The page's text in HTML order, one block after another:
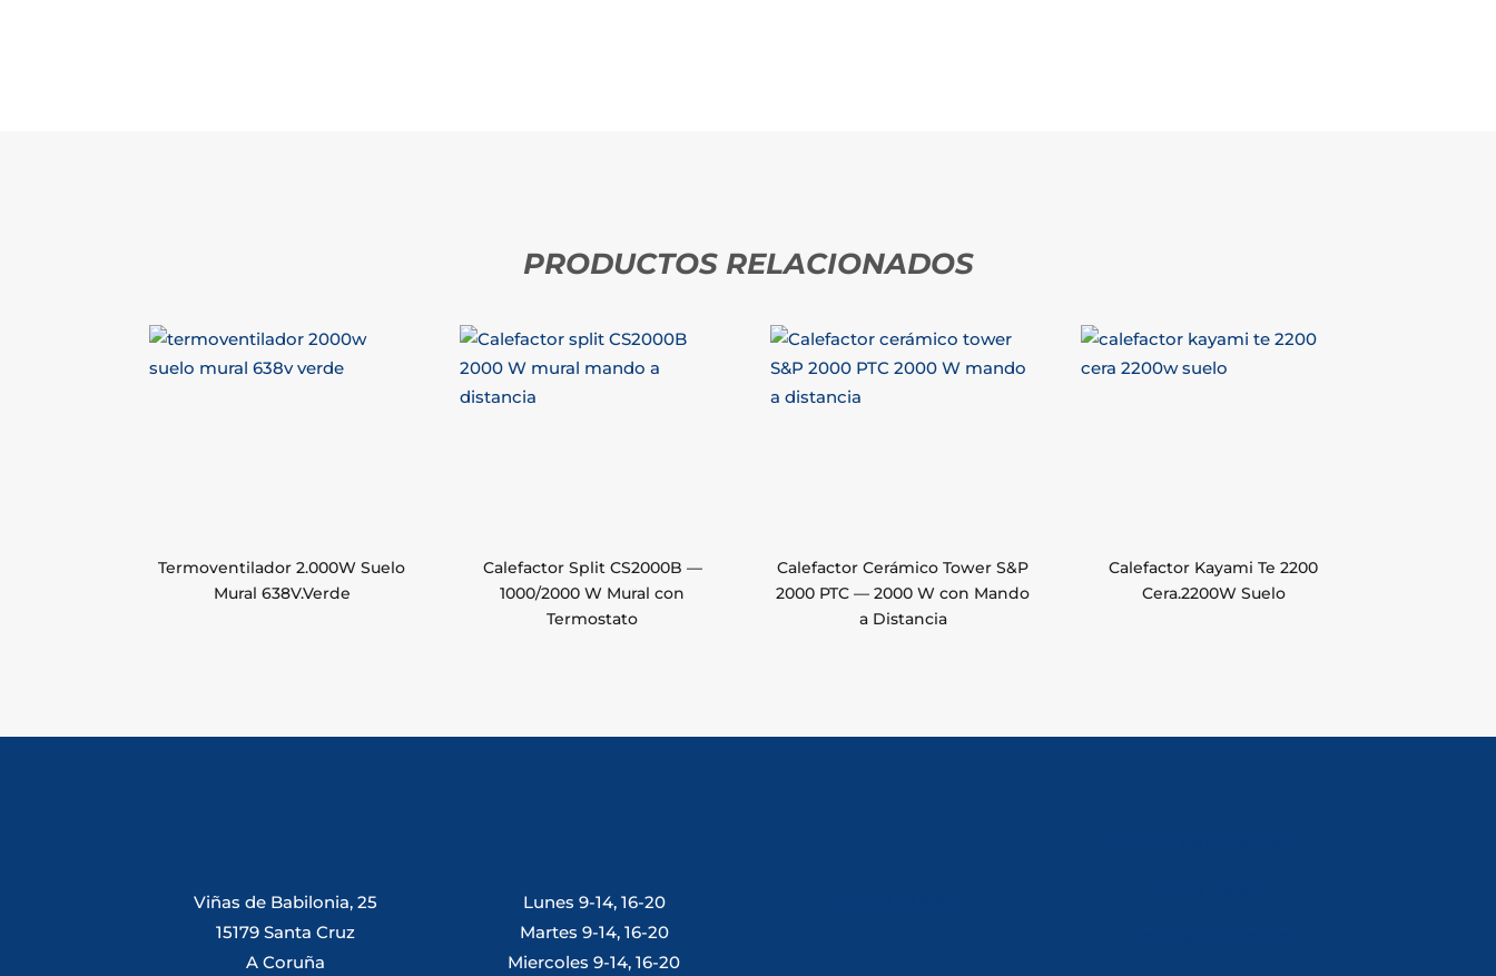
PRODUCTOS RELACIONADOS
Termoventilador 2.000W Suelo
Mural 638V.Verde
Calefactor Split CS2000B —
1000/2000 W Mural con
Termostato
Calefactor Cerámico Tower S&P
2000 PTC — 2000 W con Mando
a Distancia
Calefactor Kayami Te 2200
Cera.2200W Suelo
Viñas de Babilonia, 25
15179 Santa Cruz
A Coruña
Lunes 9-14, 16-20
Martes 9-14, 16-20
Miercoles 9-14, 16-20